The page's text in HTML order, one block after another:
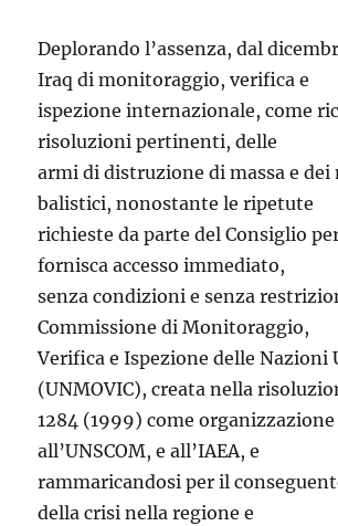
Deplorando l’assenza, dal
Iraq di monitoraggio, verifica e
ispezione internazionale, come
risoluzioni pertinenti, delle
armi di distruzione di massa e dei
balistici, nonostante le ripetute
richieste da parte del Consiglio
fornisca accesso immediato,
senza condizioni e senza
Commissione di Monitoraggio,
Verifica e Ispezione delle Nazioni
(UNMOVIC), creata nella
1284 (1999) come organizzazione
all’UNSCOM, e all’IAEA, e
rammaricandosi per il
della crisi nella regione e